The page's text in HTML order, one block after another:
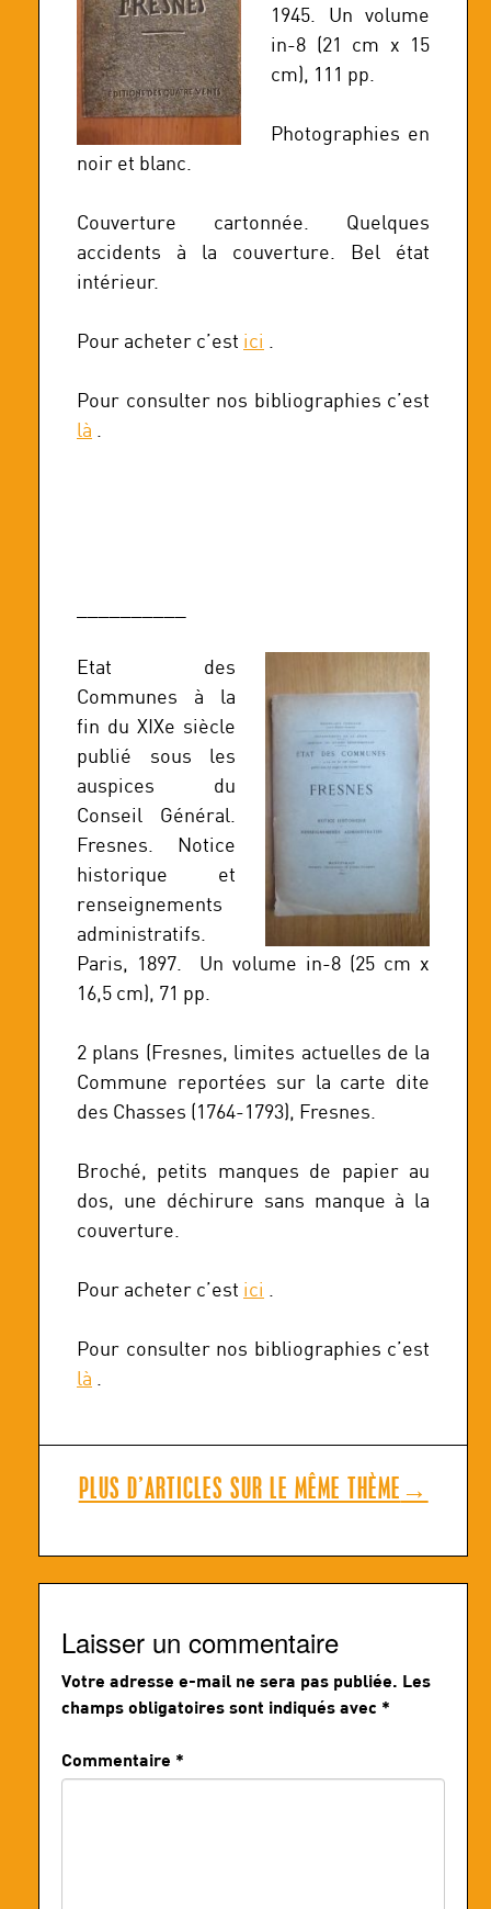
1945. Un volume
in-8 (21 cm x 15
cm), 111 pp.
Photographies en
noir et blanc.
Couverture cartonnée. Quelques
accidents à la couverture. Bel état
intérieur.
Pour acheter c’est ici .
Pour consulter nos bibliographies c’est
là .
Etat des
Communes à la
fin du XIXe siècle
publié sous les
auspices du
Conseil Général.
Fresnes. Notice
historique et
renseignements
administratifs.
Paris, 1897. Un volume in-8 (25 cm x
16,5 cm), 71 pp.
2 plans (Fresnes, limites actuelles de la
Commune reportées sur la carte dite
des Chasses (1764-1793), Fresnes.
Broché, petits manques de papier au
dos, une déchirure sans manque à la
couverture.
Pour acheter c’est ici .
Pour consulter nos bibliographies c’est
là .
PLUS D’ARTICLES SUR LE MÊME THÈME →
Laisser un commentaire
Votre adresse e-mail ne sera pas publiée. Les
champs obligatoires sont indiqués avec *
Commentaire *